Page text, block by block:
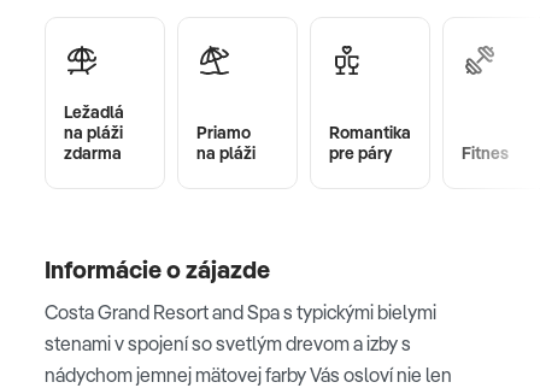
Ležadlá
na pláži
zdarma
Priamo
na pláži
Romantika
pre páry
Fitnes
Informácie o zájazde
Costa Grand Resort and Spa s typickými bielymi
stenami v spojení so svetlým drevom a izby s
nádychom jemnej mätovej farby Vás osloví nie len